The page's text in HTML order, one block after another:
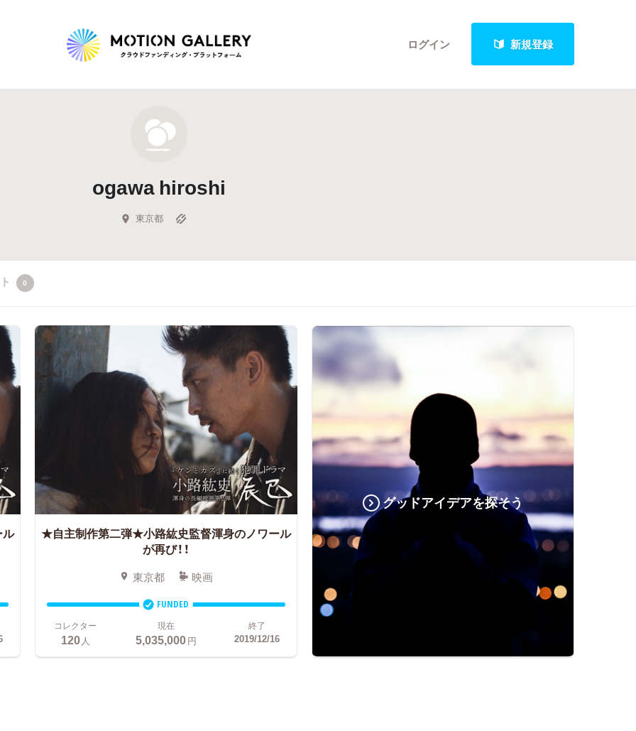
ログイン 新規登録
新着プロジェクト
Feature
キュレーターから探す
ogawa hiroshi
東京都
0
★自主制作第二弾★小路紘史監督渾身のノワール
が再び！！
東京都 映画
FUNDED
コレクター
120人
現在
5,035,000円
終了
2019/12/16
グッドアイデアを探そう